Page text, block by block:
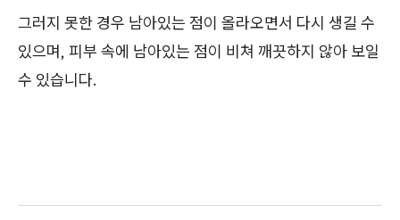
그러지 못한 경우 남아있는 점이 올라오면서 다시 생길 수
있으며, 피부 속에 남아있는 점이 비쳐 깨끗하지 않아 보일
수 있습니다.